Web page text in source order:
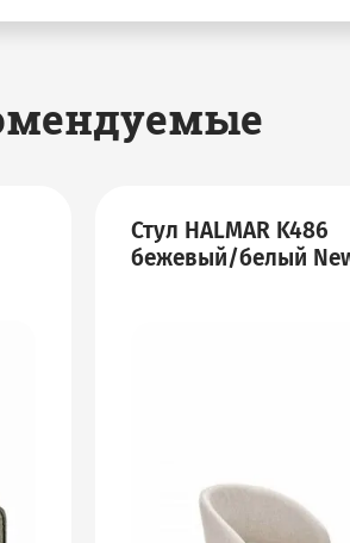
Стул HALMAR K486
бежевый/белый